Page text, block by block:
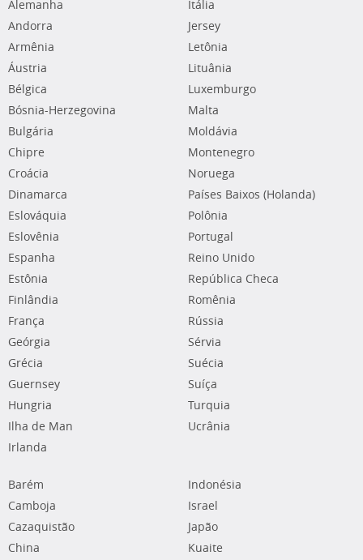
Alemanha
Andorra
Armênia
Áustria
Bélgica
Bósnia-Herzegovina
Bulgária
Chipre
Croácia
Dinamarca
Eslováquia
Eslovênia
Espanha
Estônia
Finlândia
França
Geórgia
Grécia
Guernsey
Hungria
Ilha de Man
Irlanda
Itália
Jersey
Letônia
Lituânia
Luxemburgo
Malta
Moldávia
Montenegro
Noruega
Países Baixos (Holanda)
Polônia
Portugal
Reino Unido
República Checa
Romênia
Rússia
Sérvia
Suécia
Suíça
Turquia
Ucrânia
Barém
Camboja
Cazaquistão
China
Indonésia
Israel
Japão
Kuaite